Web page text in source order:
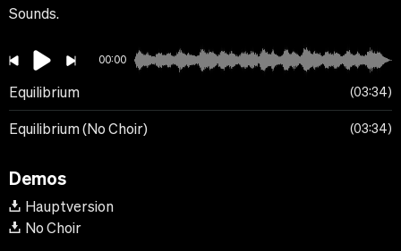
Sounds.
00:00
Equilibrium 03:34
Equilibrium (No Choir) 03:34
Demos
Hauptversion
No Choir